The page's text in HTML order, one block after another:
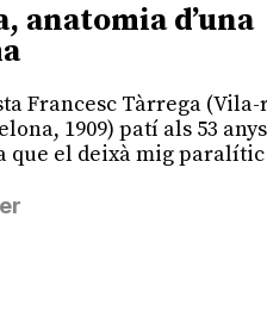
anatomia d’una
Francesc Tàrrega
1909) patí als 53
que el deixà mig paralític